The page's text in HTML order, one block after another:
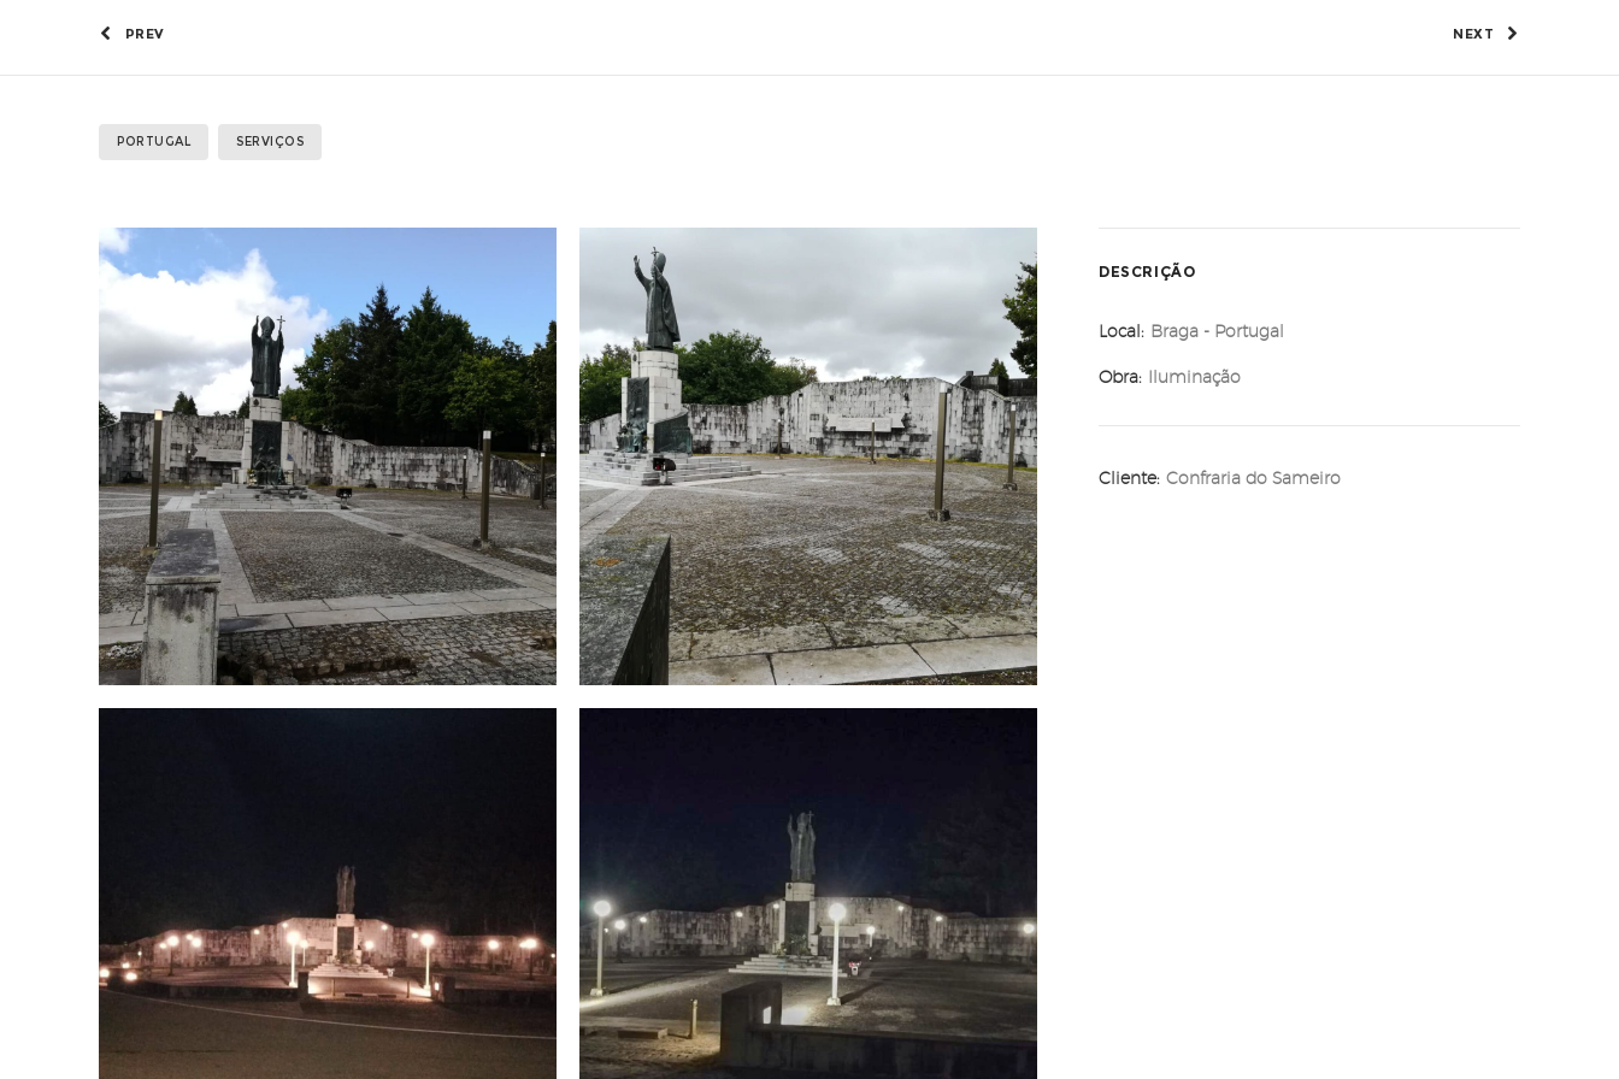
PREV NEXT
PORTUGAL SERVIÇOS
DESCRIÇÃO
Local: Braga - Portugal
Obra: Iluminação
Cliente: Confraria do Sameiro